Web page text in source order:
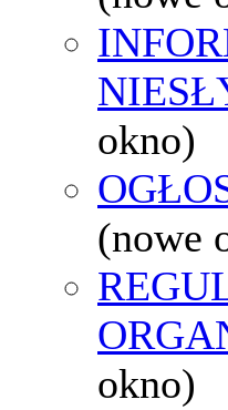
okno)
(nowe
okno)